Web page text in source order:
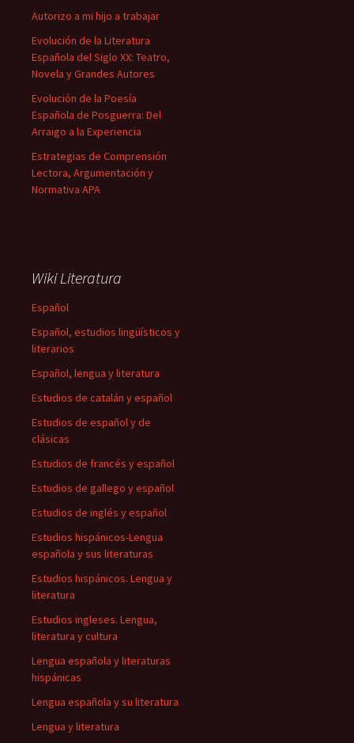
Autorizo a mi hijo a trabajar
Evolución de la Literatura
Española del Siglo XX: Teatro,
Novela y Grandes Autores
Evolución de la Poesía
Española de Posguerra: Del
Arraigo a la Experiencia
Estrategias de Comprensión
Lectora, Argumentación y
Normativa APA
Wiki Literatura
Español
Español, estudios lingüísticos y
literarios
Español, lengua y literatura
Estudios de catalán y español
Estudios de español y de
clásicas
Estudios de francés y español
Estudios de gallego y español
Estudios de inglés y español
Estudios hispánicos-Lengua
española y sus literaturas
Estudios hispánicos. Lengua y
literatura
Estudios ingleses. Lengua,
literatura y cultura
Lengua española y literaturas
hispánicas
Lengua española y su literatura
Lengua y literatura